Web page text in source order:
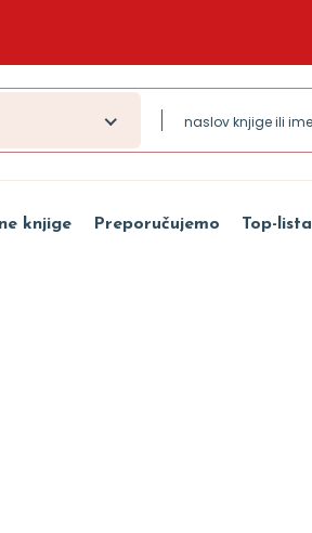
knjige Preporučujemo Top-lista